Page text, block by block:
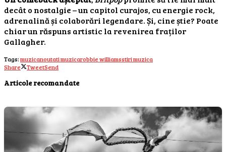
decât o nostalgie – un capitol curajos, cu energie rock,
adrenalină și colaborări legendare. Și, cine știe? Poate
chiar un răspuns artistic la revenirea fraților
Gallagher.
Tags:muzicanoutati muzicarobbie williamsstiri muzica
Share
TweetSend
Articole recomandate